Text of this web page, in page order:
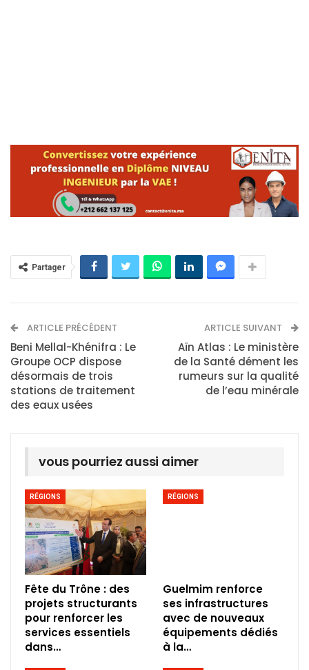
Partager
ARTICLE PRÉCÉDENT
Beni Mellal-Khénifra : Le
Groupe OCP dispose
désormais de trois
stations de traitement
des eaux usées
ARTICLE SUIVANT
Aïn Atlas : Le ministère
de la Santé dément les
rumeurs sur la qualité
de l’eau minérale
vous pourriez aussi aimer
RÉGIONS
Fête du Trône : des
projets structurants
pour renforcer les
services essentiels
dans…
RÉGIONS
Guelmim renforce
ses infrastructures
avec de nouveaux
équipements dédiés
à la…